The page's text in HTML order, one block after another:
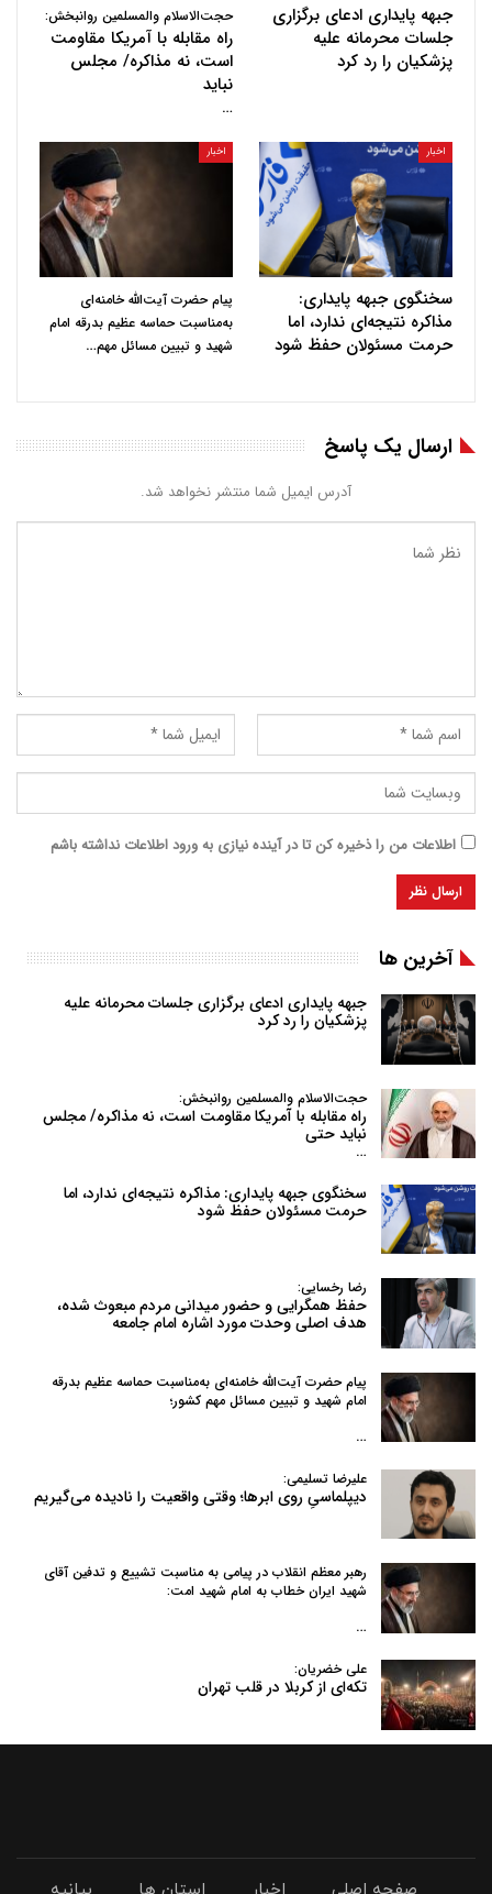
جبهه پایداری ادعای برگزاری
جلسات محرمانه علیه
پزشکیان را رد کرد
حجت‌الاسلام والمسلمین روانبخش:
راه مقابله با آمریکا مقاومت
است، نه مذاکره/ مجلس
نباید
…
اخبار
سخنگوی جبهه پایداری:
مذاکره نتیجه‌ای ندارد، اما
حرمت مسئولان حفظ شود
اخبار
پیام حضرت آیت‌الله خامنه‌ای
به‌مناسبت حماسه عظیم بدرقه امام
شهید و تبیین مسائل مهم…
ارسال یک پاسخ
آدرس ایمیل شما منتشر نخواهد شد.
اطلاعات من را ذخیره کن تا در آینده نیازی به ورود اطلاعات نداشته باشم
آخرین ها
جبهه پایداری ادعای برگزاری جلسات محرمانه علیه
پزشکیان را رد کرد
حجت‌الاسلام والمسلمین روانبخش:
راه مقابله با آمریکا مقاومت است، نه مذاکره/ مجلس
نباید حتی
…
سخنگوی جبهه پایداری: مذاکره نتیجه‌ای ندارد، اما
حرمت مسئولان حفظ شود
رضا رخسایی:
حفظ همگرایی و حضور میدانی مردم مبعوث شده،
هدف اصلی وحدت مورد اشاره امام جامعه
پیام حضرت آیت‌الله خامنه‌ای به‌مناسبت حماسه عظیم بدرقه
امام شهید و تبیین مسائل مهم کشور؛
…
علیرضا تسلیمی:
دیپلماسیِ روی ابرها؛ وقتی واقعیت را نادیده می‌گیریم
رهبر معظم انقلاب در پیامی به‌ مناسبت تشییع و تدفین آقای
شهید ایران خطاب به امام شهید امت:
…
علی خضریان:
تکه‌ای از کربلا در قلب تهران